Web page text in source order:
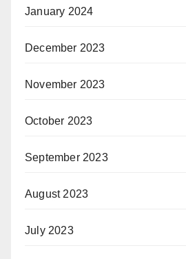
January 2024
December 2023
November 2023
October 2023
September 2023
August 2023
July 2023